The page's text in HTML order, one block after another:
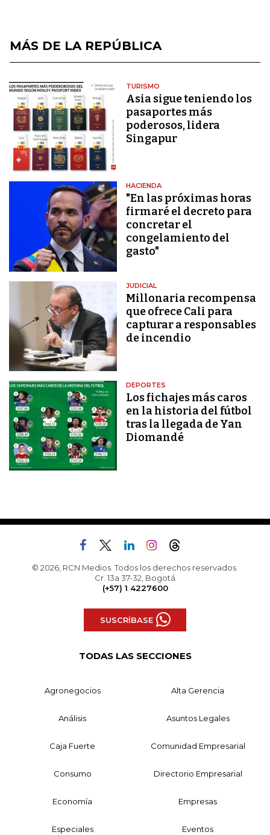
MÁS DE LA REPÚBLICA
TURISMO
Asia sigue teniendo los
pasaportes más
poderosos, lidera
Singapur
HACIENDA
"En las próximas horas
firmaré el decreto para
concretar el
congelamiento del
gasto"
JUDICIAL
Millonaria recompensa
que ofrece Cali para
capturar a responsables
de incendio
DEPORTES
Los fichajes más caros
en la historia del fútbol
tras la llegada de Yan
Diomandé
© 2026, RCN Medios. Todos los derechos reservados.
Cr. 13a 37-32, Bogotá
(+57) 1 4227600
SUSCRÍBASE
TODAS LAS SECCIONES
Agronegocios Alta Gerencia
Análisis Asuntos Legales
Caja Fuerte Comunidad Empresarial
Consumo Directorio Empresarial
Economía Empresas
Especiales Eventos